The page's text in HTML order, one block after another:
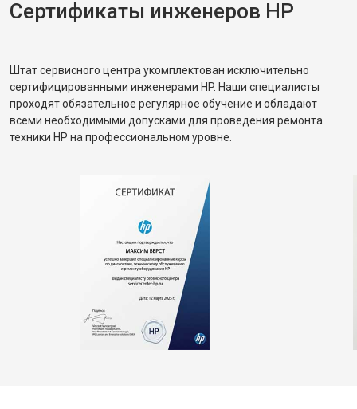
Сертификаты инженеров HP
Штат сервисного центра укомплектован исключительно
сертифицированными инженерами HP. Наши специалисты
проходят обязательное регулярное обучение и обладают
всеми необходимыми допусками для проведения ремонта
техники HP на профессиональном уровне.